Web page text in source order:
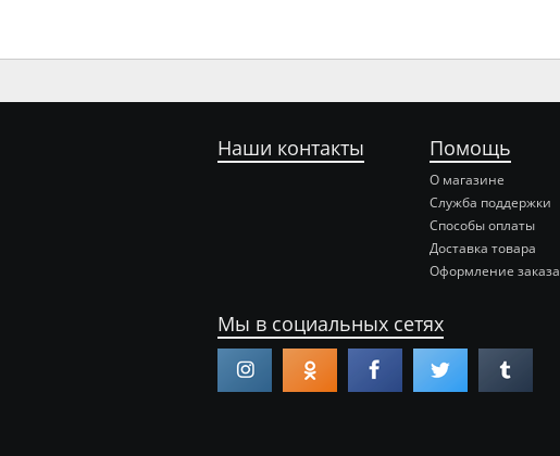
Наши контакты Помощь
О магазине
Служба поддержки
Способы оплаты
Доставка товара
Оформление заказа
Мы в социальных сетях